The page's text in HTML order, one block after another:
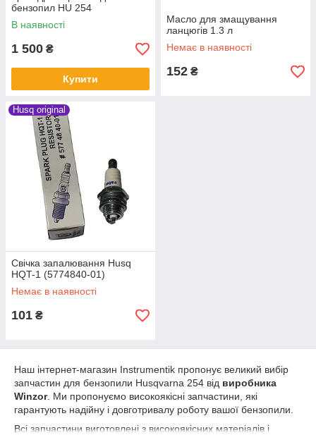
бензопил HU 254
В наявності
1 500 ₴
Купити
Масло для змащування
ланцюгів 1.3 л
Немає в наявності
152 ₴
Husq original
Свічка запалювання Husq
HQT-1 (5774840-01)
Немає в наявності
101 ₴
Наш інтернет-магазин Instrumentik пропонує великий вибір
запчастин для бензопили Husqvarna 254 від виробника
Winzor. Ми пропонуємо високоякісні запчастини, які
гарантують надійну і довготривалу роботу вашої бензопили.
Всі запчастини виготовлені з високоякісних матеріалів і